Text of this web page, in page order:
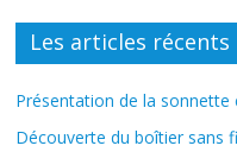
Les articles récents
Présentation de la sonnette
Découverte du boîtier sans